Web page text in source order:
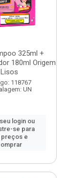
325ml +
180ml Origem
Lisos
118767
UN
login ou
se para
preços e